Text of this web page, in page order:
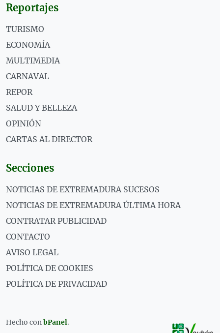
Reportajes
TURISMO
ECONOMÍA
MULTIMEDIA
CARNAVAL
REPOR
SALUD Y BELLEZA
OPINIÓN
CARTAS AL DIRECTOR
Secciones
NOTICIAS DE EXTREMADURA SUCESOS
NOTICIAS DE EXTREMADURA ÚLTIMA HORA
CONTRATAR PUBLICIDAD
CONTACTO
AVISO LEGAL
POLÍTICA DE COOKIES
POLÍTICA DE PRIVACIDAD
Hecho con bPanel.